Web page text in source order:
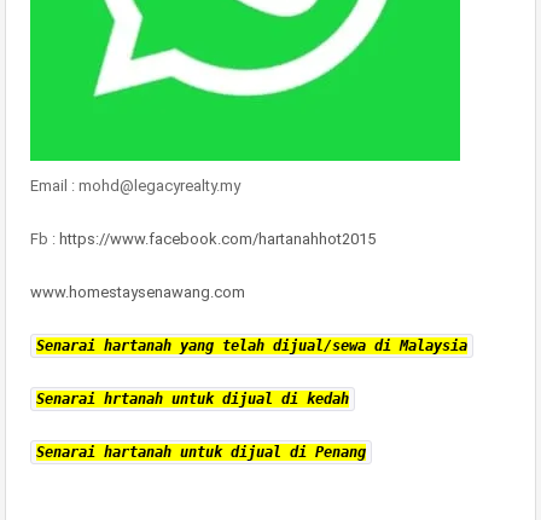
Email : mohd@legacyrealty.my
Fb : https://www.facebook.com/hartanahhot2015
www.homestaysenawang.com
Senarai hartanah yang telah dijual/sewa di Malaysia
Senarai hrtanah untuk dijual di kedah
Senarai hartanah untuk dijual di Penang